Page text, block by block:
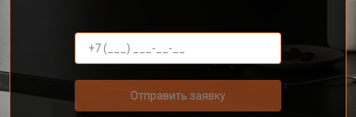
Отправить заявку